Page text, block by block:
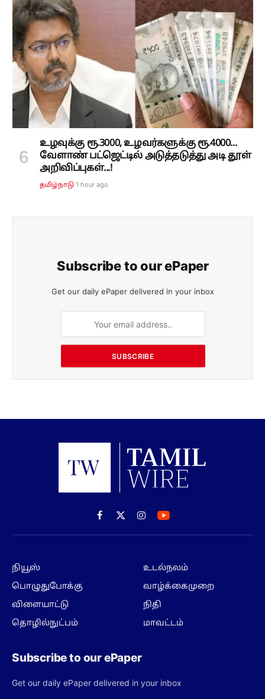
உழவுக்கு ரூ.3000, உழவர்களுக்கு ரூ.4000...
வேளாண் பட்ஜெட்டில் அடுத்தடுத்து அடி தூள்
அறிவிப்புகள்...!
தமிழ்நாடு 1 hour ago
Subscribe to our ePaper
Get our daily ePaper delivered in your inbox
SUBSCRIBE
Facebook
X
(Twitter)
Instagram
நியூஸ்
பொழுதுபோக்கு
விளையாட்டு
தொழில்நுட்பம்
உடல்நலம்
வாழ்க்கைமுறை
நிதி
மாவட்டம்
Subscribe to our ePaper
Get our daily ePaper delivered in your inbox